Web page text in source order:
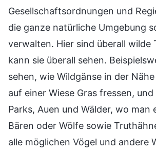
Gesellschaftsordnungen und
die ganze natürliche Umgebung
verwalten. Hier sind überall wilde
kann sie überall sehen.
sehen, wie Wildgänse in der
auf einer Wiese Gras fressen,
Parks, Auen und Wälder, wo man
Bären oder Wölfe sowie
alle möglichen Vögel und andere